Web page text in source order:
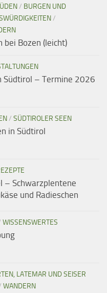
/ BURGEN UND
/
bei Bozen (leicht)
Südtirol – Termine 2026
/ SÜDTIROLER SEEN
in Südtirol
– Schwarzplentene
und Radieschen
WISSENSWERTES
LATEMAR UND SEISER
WANDERN